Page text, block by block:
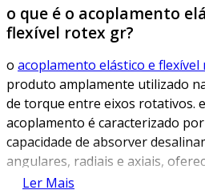
o que é o acoplamento
flexível rotex gr?
o acoplamento elástico e
produto amplamente utilizado
de torque entre eixos rotativos.
acoplamento é caracterizado
capacidade de absorver
angulares, radiais e axiais,
desempenho robusto em
Ler Mais